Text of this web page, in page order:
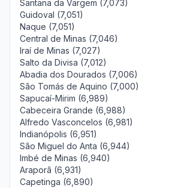
Santana da Vargem (7,073)
Guidoval (7,051)
Naque (7,051)
Central de Minas (7,046)
Iraí de Minas (7,027)
Salto da Divisa (7,012)
Abadia dos Dourados (7,006)
São Tomás de Aquino (7,000)
Sapucaí-Mirim (6,989)
Cabeceira Grande (6,988)
Alfredo Vasconcelos (6,981)
Indianópolis (6,951)
São Miguel do Anta (6,944)
Imbé de Minas (6,940)
Araporã (6,931)
Capetinga (6,890)